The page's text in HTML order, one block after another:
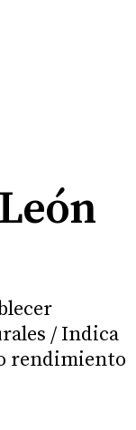
/ Indica
rendimiento